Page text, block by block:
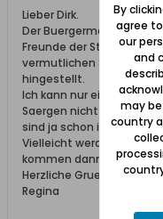
Lieber Dirk.
Der Buergermeister von
Freunde der Stadt Hela"
vermutlichen Stelle
hingestellt.
Ich kann nur eines nicht
Saergen nicht nach
sind ja schon in der
Vielleicht werde ich im
kommen dann komme
Herzliche Gruesse
Regina
By
agree
our
and
may
country